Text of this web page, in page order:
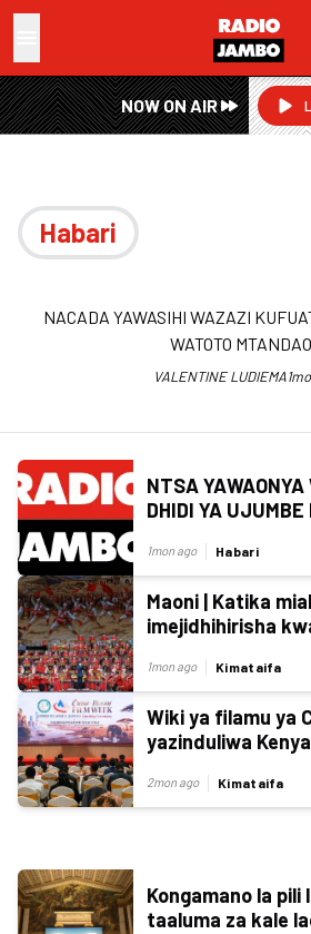
NOW ON AIR
Habari
NACADA YAWASIHI WAZAZI
WATOTO
VALENTINE LUDIEMA
NTSA
DHIDI YA
1mon ago Habari
Maoni | Katika
imejidhihirisha
1mon ago Kimataifa
Wiki ya filamu ya
yazinduliwa
2mon ago Kimataifa
Kongamano la pili
taaluma za kale